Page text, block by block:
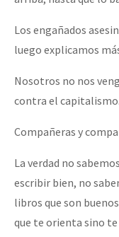
Los engañados
luego explicamos
Nosotros no nos
contra el capitalismo.
Compañeras y
La verdad no
escribir bien, no
libros que son
que te orienta sino